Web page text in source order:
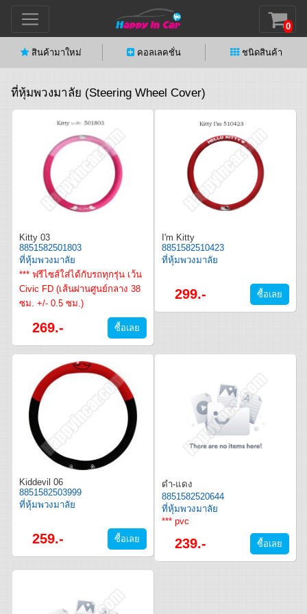
0
สินค้ามาใหม่ คอลเลคชั่น ชนิดสินค้า
ที่หุ้มพวงมาลัย (Steering Wheel Cover)
Kitty 03
8851582501803
ที่หุ้มพวงมาลัย
*** ฟรีไซส์ใส่ได้กับรถทุกรุ่น เว้น
Civic FD (เส้นผ่านศูนย์กลาง 38
ซม. +/- 0.5 ซม.)
269.-
I'm Kitty
8851582510423
ที่หุ้มพวงมาลัย
299.-
Kiddevil 06
8851582503999
ที่หุ้มพวงมาลัย
259.-
ดำ-แดง
8851582520644
ที่หุ้มพวงมาลัย
*** pvc
239.-